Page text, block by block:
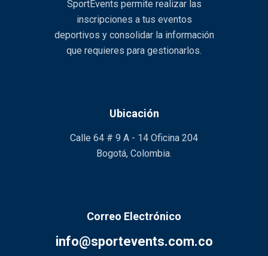
SportEvents permite realizar las
inscripciones a tus eventos
deportivos y consolidar la información
que requieres para gestionarlos.
Ubicación
Calle 64 # 9 A - 14 Oficina 204
Bogotá, Colombia.
Correo Electrónico
info@sportevents.com.co